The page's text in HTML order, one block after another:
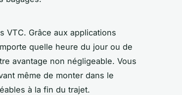
VTC. Grâce aux applications
quelle heure du jour ou de
avantage non négligeable. Vous
même de monter dans le
à la fin du trajet.